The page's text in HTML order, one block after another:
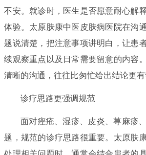
不安。就诊时，医生是否愿意耐心解
体验。太原肤康中医皮肤病医院在沟
题说清楚，把注意事项讲明白，让患
续观察重点以及日常需要留意的内容
清晰的沟通，往往比匆忙给出结论更有
诊疗思路更强调规范
面对痤疮、湿疹、皮炎、荨麻疹
题，规范的诊疗思路很重要。太原肤